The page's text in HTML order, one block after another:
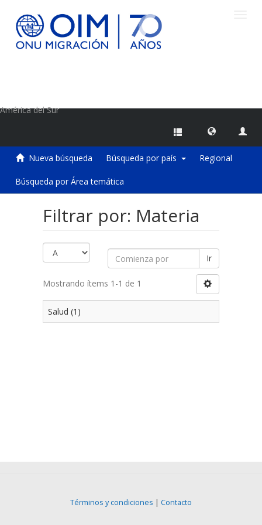
América del Sur
Nueva búsqueda Búsqueda por país Regional
Búsqueda por Área temática
Filtrar por: Materia
Ir
Mostrando ítems 1-1 de 1
Salud (1)
Términos y condiciones | Contacto